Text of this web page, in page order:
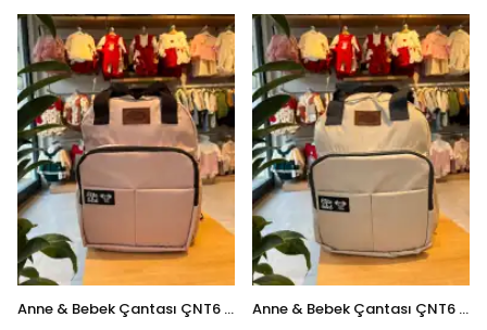
Anne & Bebek Çantası ÇNT6 - Pudra
Anne & Bebek Çantası ÇNT6 - Krem